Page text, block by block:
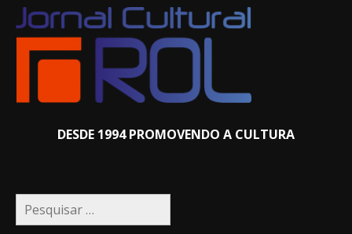
DESDE 1994 PROMOVENDO A CULTURA
Pesquisar
por: